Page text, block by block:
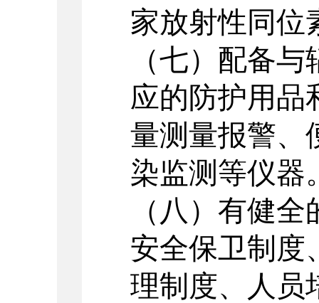
家放射性同位
（七）配备
应的防护用品
量测量报警、
染监测等仪器
（八）有健
安全保卫制度
理制度、人员